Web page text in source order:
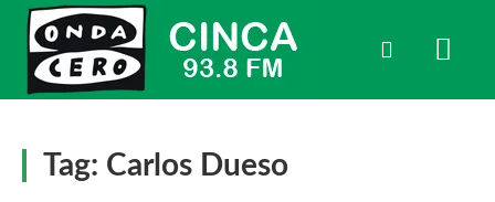
Tag: Carlos Dueso